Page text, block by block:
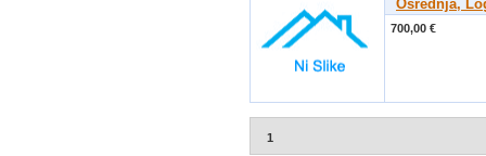
Osrednja,
700,00 €
1